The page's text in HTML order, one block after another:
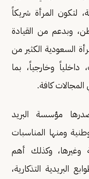
لتكون المرأة شريكاً
وبدعم من القيادة
السعودية الكثير من
وخارجياً، بما
كافة.
مؤسسة البريد
ومنها المناسبات
وغيرها، وكذلك أهم
البريدية التذكارية،